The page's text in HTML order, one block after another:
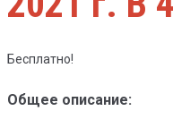
Бесплатно!
Общее описание: